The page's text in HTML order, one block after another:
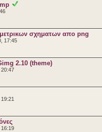
σχηματων απο png
17:45
2.10 (theme)
20:47
16:19